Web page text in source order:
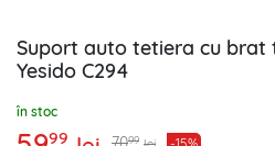
Suport auto tetiera cu brat
Yesido C294
în stoc
99 99 -15%